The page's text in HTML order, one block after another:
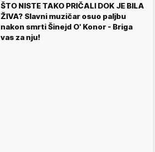
ŠTO NISTE TAKO PRIČALI DOK JE BILA
ŽIVA? Slavni muzičar osuo paljbu
nakon smrti Šinejd O' Konor - Briga
vas za nju!